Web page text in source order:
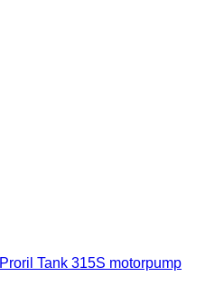
Proril Tank 315S motorpump